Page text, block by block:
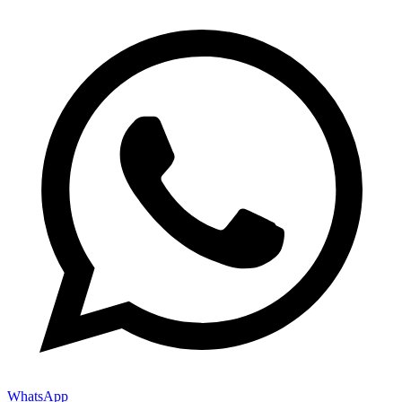
WhatsApp